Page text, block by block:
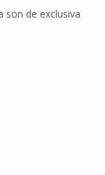
son de exclusiva